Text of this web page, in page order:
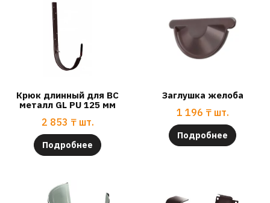
Крюк длинный для ВС
металл GL PU 125 мм
2 853 ₸ шт.
Подробнее
Заглушка желоба
1 196 ₸ шт.
Подробнее